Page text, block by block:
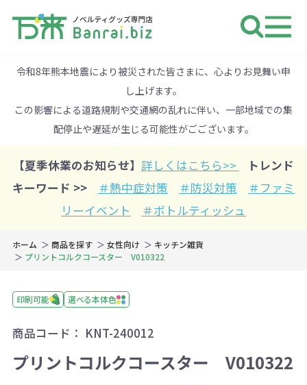
令和8年熊本地震により被災された皆さまに、心よりお見舞い申
し上げます。
この影響による道路規制や交通網の乱れに伴い、一部地域での集
配停止や遅延が生じる可能性がごございます。
【夏季休業のお知らせ】 詳しくはこちら>>
トレンド
キーワード >>
＃熱中症対策 ＃防災対策
＃ファミ
リーイベント
＃ボトルティッシュ
ホーム 商品を探す 女性向け
キッチン雑貨
プリントコルクコースター V010322
印刷可能 選べる本体色
商品コード： KNT-240012
プリントコルクコースター V010322